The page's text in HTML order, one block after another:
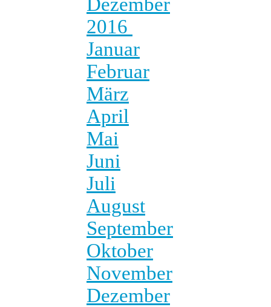
2016
Januar
Februar
März
April
Mai
Juni
Juli
August
September
Oktober
November
Dezember